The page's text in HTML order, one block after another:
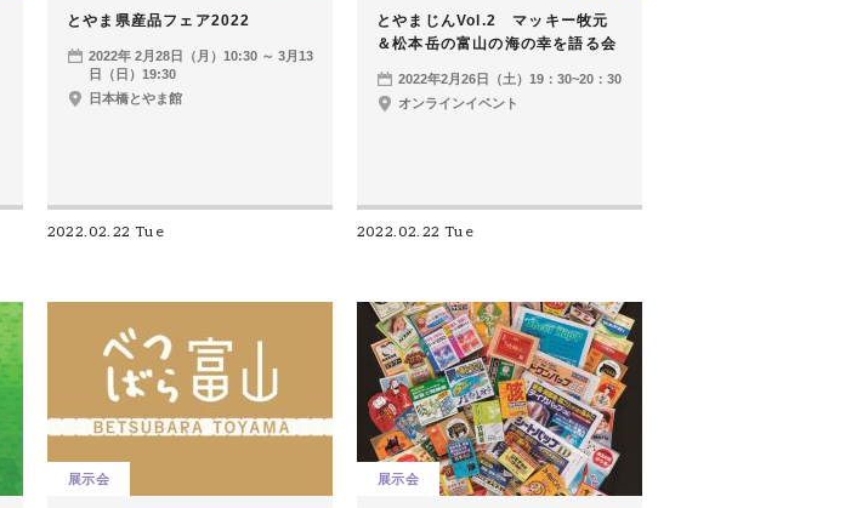
とやま県産品フェア2022
2022年 2月28日（月）10:30 ～ 3月13
日（日）19:30
日本橋とやま館
2022.02.22 Tue
とやまじんVol.2 マッキー牧元
＆松本岳の富山の海の幸を語る会
2022年2月26日（土）19：30~20：30
オンラインイベント
2022.02.22 Tue
展示会 展示会